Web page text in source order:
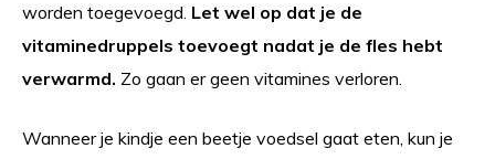
worden toegevoegd. Let wel op dat je de
vitaminedruppels toevoegt nadat je de fles hebt
verwarmd. Zo gaan er geen vitamines verloren.
Wanneer je kindje een beetje voedsel gaat eten, kun je